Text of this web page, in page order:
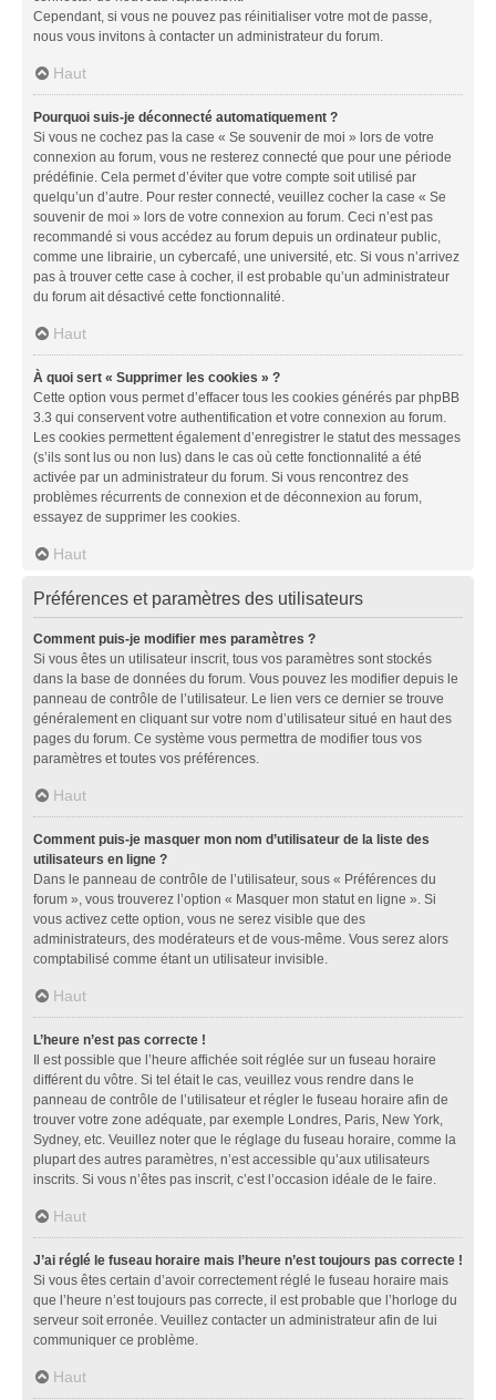
Cependant, si vous ne pouvez pas réinitialiser votre mot de passe,
nous vous invitons à contacter un administrateur du forum.
Haut
Pourquoi suis-je déconnecté automatiquement ?
Si vous ne cochez pas la case « Se souvenir de moi » lors de votre
connexion au forum, vous ne resterez connecté que pour une période
prédéfinie. Cela permet d’éviter que votre compte soit utilisé par
quelqu’un d’autre. Pour rester connecté, veuillez cocher la case « Se
souvenir de moi » lors de votre connexion au forum. Ceci n’est pas
recommandé si vous accédez au forum depuis un ordinateur public,
comme une librairie, un cybercafé, une université, etc. Si vous n’arrivez
pas à trouver cette case à cocher, il est probable qu’un administrateur
du forum ait désactivé cette fonctionnalité.
Haut
À quoi sert « Supprimer les cookies » ?
Cette option vous permet d’effacer tous les cookies générés par phpBB
3.3 qui conservent votre authentification et votre connexion au forum.
Les cookies permettent également d’enregistrer le statut des messages
(s’ils sont lus ou non lus) dans le cas où cette fonctionnalité a été
activée par un administrateur du forum. Si vous rencontrez des
problèmes récurrents de connexion et de déconnexion au forum,
essayez de supprimer les cookies.
Haut
Préférences et paramètres des utilisateurs
Comment puis-je modifier mes paramètres ?
Si vous êtes un utilisateur inscrit, tous vos paramètres sont stockés
dans la base de données du forum. Vous pouvez les modifier depuis le
panneau de contrôle de l’utilisateur. Le lien vers ce dernier se trouve
généralement en cliquant sur votre nom d’utilisateur situé en haut des
pages du forum. Ce système vous permettra de modifier tous vos
paramètres et toutes vos préférences.
Haut
Comment puis-je masquer mon nom d’utilisateur de la liste des
utilisateurs en ligne ?
Dans le panneau de contrôle de l’utilisateur, sous « Préférences du
forum », vous trouverez l’option « Masquer mon statut en ligne ». Si
vous activez cette option, vous ne serez visible que des
administrateurs, des modérateurs et de vous-même. Vous serez alors
comptabilisé comme étant un utilisateur invisible.
Haut
L’heure n’est pas correcte !
Il est possible que l’heure affichée soit réglée sur un fuseau horaire
différent du vôtre. Si tel était le cas, veuillez vous rendre dans le
panneau de contrôle de l’utilisateur et régler le fuseau horaire afin de
trouver votre zone adéquate, par exemple Londres, Paris, New York,
Sydney, etc. Veuillez noter que le réglage du fuseau horaire, comme la
plupart des autres paramètres, n’est accessible qu’aux utilisateurs
inscrits. Si vous n’êtes pas inscrit, c’est l’occasion idéale de le faire.
Haut
J’ai réglé le fuseau horaire mais l’heure n’est toujours pas correcte !
Si vous êtes certain d’avoir correctement réglé le fuseau horaire mais
que l’heure n’est toujours pas correcte, il est probable que l’horloge du
serveur soit erronée. Veuillez contacter un administrateur afin de lui
communiquer ce problème.
Haut